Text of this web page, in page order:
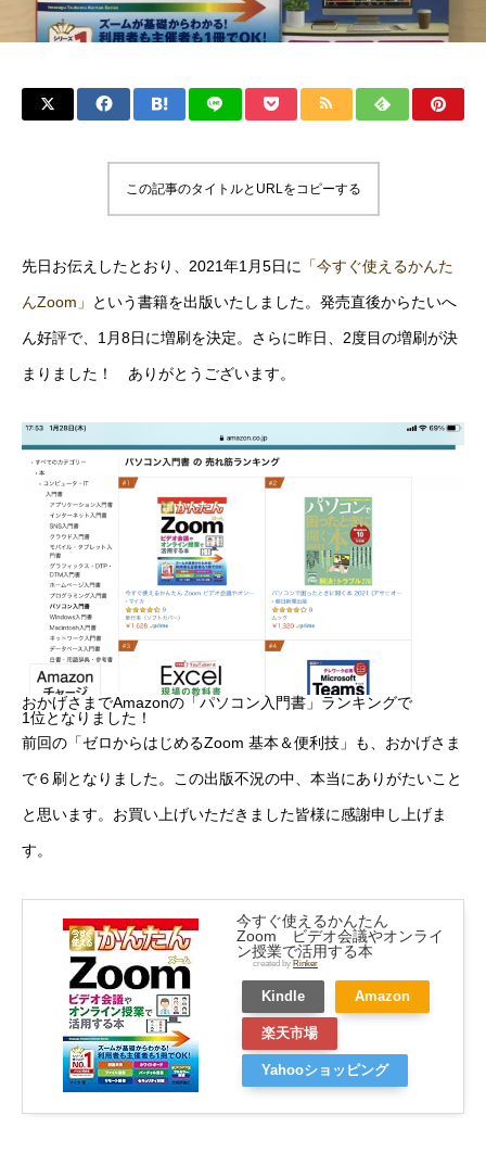
この記事のタイトルとURLをコピーする
先日お伝えしたとおり、2021年1月5日に 「今すぐ使えるかんた
んZoom」 という書籍を出版いたしました。発売直後からたいへ
ん好評で、1月8日に増刷を決定。さらに昨日、2度目の増刷が決
まりました！ ありがとうございます。
おかげさまでAmazonの「パソコン入門書」ランキングで
1位となりました！
前回の「ゼロからはじめるZoom 基本＆便利技」も、おかげさま
で６刷となりました。この出版不況の中、本当にありがたいこと
と思います。お買い上げいただきました皆様に感謝申し上げま
す。
今すぐ使えるかんたん
Zoom ビデオ会議やオンライ
ン授業で活用する本
created by Rinker
Kindle Amazon
楽天市場
Yahooショッピング